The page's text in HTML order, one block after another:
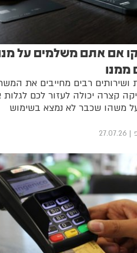
אם אתם משלמים על
ושירותים רבים מחייבים את
קצרה יכולה לעזור לכם
משהו שכבר לא נמצא בשימוש
27.07.26